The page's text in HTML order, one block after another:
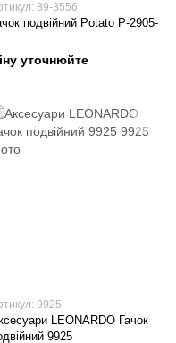
89-3556
подвійний Potato P-2905-
уточнюйте
9925
LEONARDO Гачок
9925